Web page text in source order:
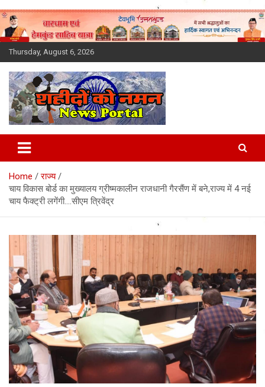
Skip
to
content
Thursday, August 6, 2026
Latest News Today, Breaking
News, Uttarakhand News in
Hindi
Home
राज्य
चाय विकास बोर्ड का मुख्यालय ग्रीष्मकालीन राजधानी गैरसैंण में बने,राज्य में 4 नई
चाय फैक्ट्री लगेंगी….सीएम त्रिवेंद्र